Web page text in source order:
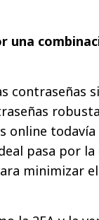
una
contraseñas
online
pasa por
minimizar